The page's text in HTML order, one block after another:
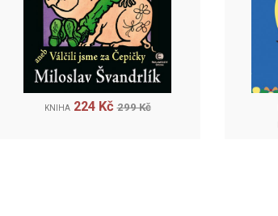
KNIHA 224 Kč 299 Kč